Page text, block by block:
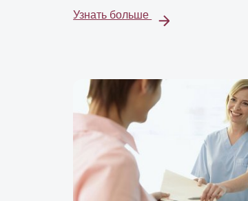
Узнать больше